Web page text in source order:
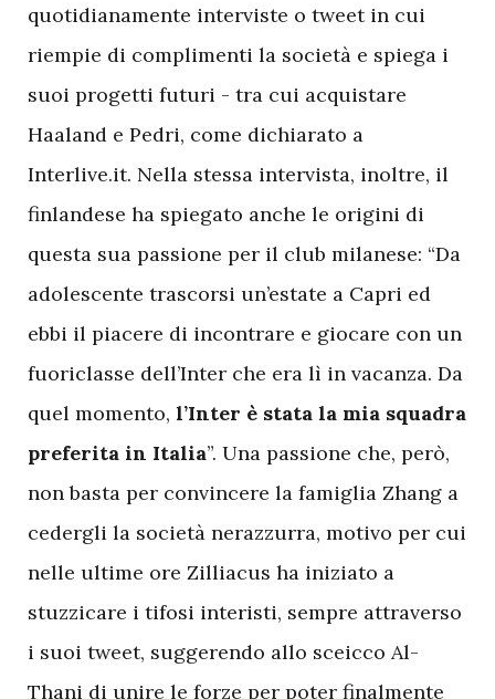
quotidianamente interviste o tweet in cui
riempie di complimenti la società e spiega i
suoi progetti futuri - tra cui acquistare
Haaland e Pedri, come dichiarato a
Interlive.it. Nella stessa intervista, inoltre, il
finlandese ha spiegato anche le origini di
questa sua passione per il club milanese: “Da
adolescente trascorsi un’estate a Capri ed
ebbi il piacere di incontrare e giocare con un
fuoriclasse dell’Inter che era lì in vacanza. Da
quel momento, l’Inter è stata la mia squadra
preferita in Italia”. Una passione che, però,
non basta per convincere la famiglia Zhang a
cedergli la società nerazzurra, motivo per cui
nelle ultime ore Zilliacus ha iniziato a
stuzzicare i tifosi interisti, sempre attraverso
i suoi tweet, suggerendo allo sceicco Al-
Thani di unire le forze per poter finalmente